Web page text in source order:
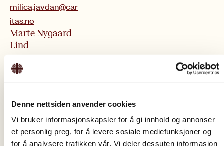
Denne nettsiden anvender cookies
Vi bruker informasjonskapsler for å gi innhold og annonser
et personlig preg, for å levere sosiale mediefunksjoner og
for å analysere trafikken vår. Vi deler dessuten informasjon
milica.javdan@car
itas.no
Marte Nygaard
Lind
marte.lind@carita
s.no
Else Leona
Padre Ole
Martin